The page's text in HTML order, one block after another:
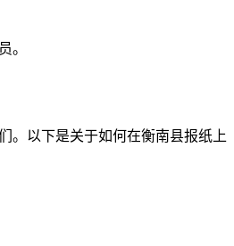
。
。以下是关于如何在衡南县报纸上